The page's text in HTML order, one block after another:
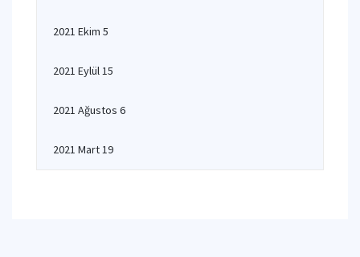
2021 Ekim 5
2021 Eylül 15
2021 Ağustos 6
2021 Mart 19